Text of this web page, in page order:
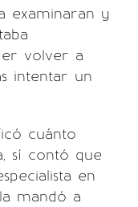
examinaran y
volver a
intentar un
cuánto
sí contó que
en
mandó a